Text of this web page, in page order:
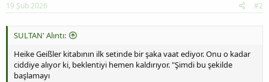
19 Şub 2026 #2
SULTAN' Alıntı:
Heike Geißler kitabının ilk setinde bir şaka vaat ediyor. Onu o kadar
ciddiye alıyor ki, beklentiyi hemen kaldırıyor. "Şimdi bu şekilde
başlamayı